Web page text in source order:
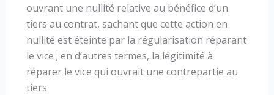
ouvrant une nullité relative au bénéfice d’un
tiers au contrat, sachant que cette action en
nullité est éteinte par la régularisation réparant
le vice ; en d’autres termes, la légitimité à
réparer le vice qui ouvrait une contrepartie au
tiers